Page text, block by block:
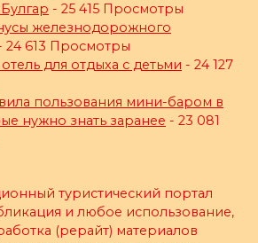
- 25 415 Просмотры
железнодорожного
24 613 Просмотры
для отдыха с детьми - 24 127
пользования мини-баром в
нужно знать заранее - 23 081
туристический портал
и любое использование,
(рерайт) материалов